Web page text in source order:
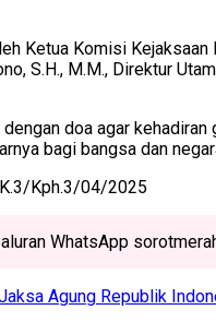
Ketua Komisi
S.H., M.M., Direktur
doa agar
bagi bangsa dan
Kph.3/04/2025
WhatsApp
Agung Republik